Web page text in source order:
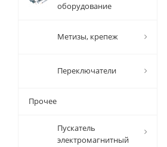
оборудование
Метизы, крепеж
Переключатели
Прочее
Пускатель
электромагнитный